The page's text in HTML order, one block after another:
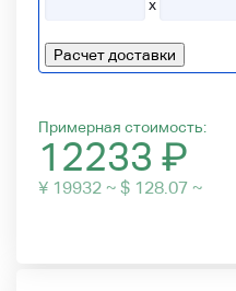
x
Расчет доставки
Примерная стоимость:
12233 ₽
¥ 19932 ~ $ 128.07 ~